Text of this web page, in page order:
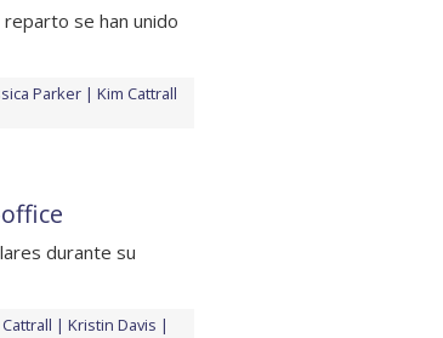
reparto se han unido
Parker
Kim Cattrall
durante su
Kristin Davis